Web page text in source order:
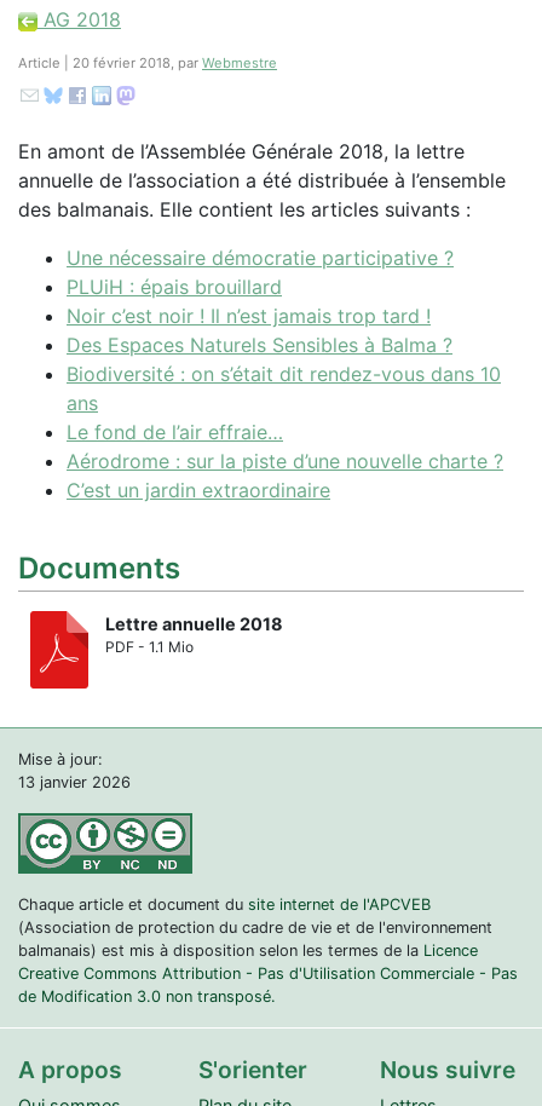
AG 2018
Article | 20 février 2018, par Webmestre
En amont de l’Assemblée Générale 2018, la lettre
annuelle de l’association a été distribuée à l’ensemble
des balmanais. Elle contient les articles suivants :
Une nécessaire démocratie participative ?
PLUiH : épais brouillard
Noir c’est noir ! Il n’est jamais trop tard !
Des Espaces Naturels Sensibles à Balma ?
Biodiversité : on s’était dit rendez-vous dans 10
ans
Le fond de l’air effraie…
Aérodrome : sur la piste d’une nouvelle charte ?
C’est un jardin extraordinaire
Documents
Lettre annuelle 2018
PDF - 1.1 Mio
Mise à jour:
13 janvier 2026
Chaque article et document du site internet de l'APCVEB
(Association de protection du cadre de vie et de l'environnement
balmanais) est mis à disposition selon les termes de la Licence
Creative Commons Attribution - Pas d'Utilisation Commerciale - Pas
de Modification 3.0 non transposé.
A propos S'orienter Nous suivre